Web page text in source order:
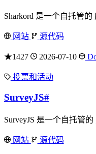
Sharkord 是一个自托管的
网站 源代码
★1427 2026-07-10
投票和活动
SurveyJS#
SurveyJS 是一个自托管的
网站 源代码